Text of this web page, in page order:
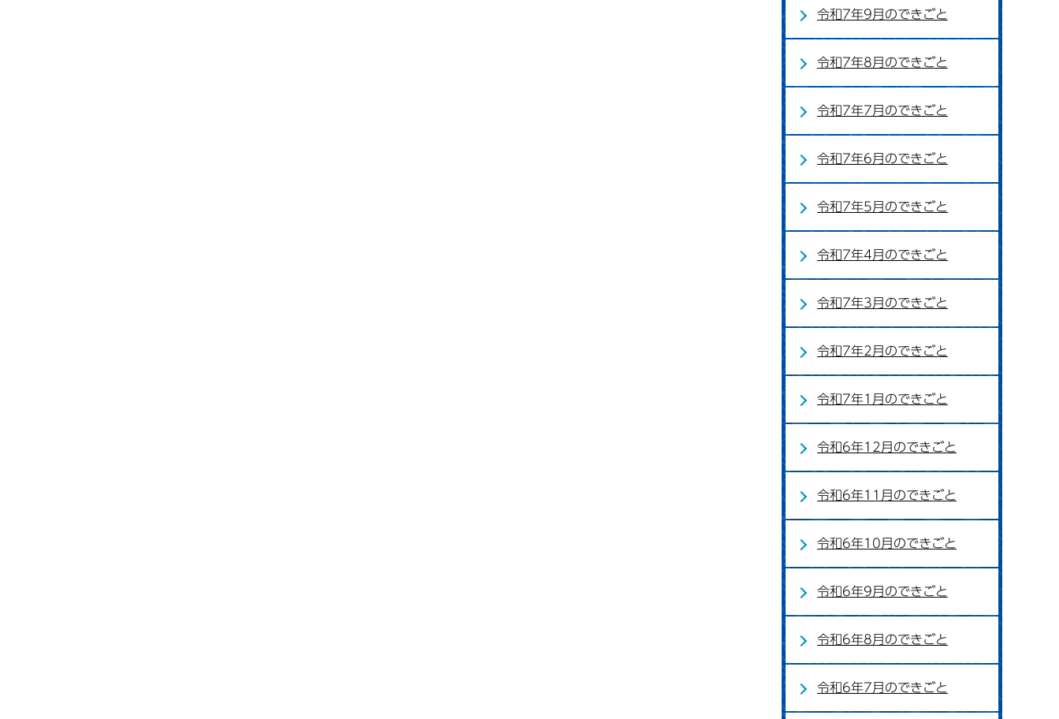
令和7年9月のできごと
令和7年8月のできごと
令和7年7月のできごと
令和7年6月のできごと
令和7年5月のできごと
令和7年4月のできごと
令和7年3月のできごと
令和7年2月のできごと
令和7年1月のできごと
令和6年12月のできごと
令和6年11月のできごと
令和6年10月のできごと
令和6年9月のできごと
令和6年8月のできごと
令和6年7月のできごと